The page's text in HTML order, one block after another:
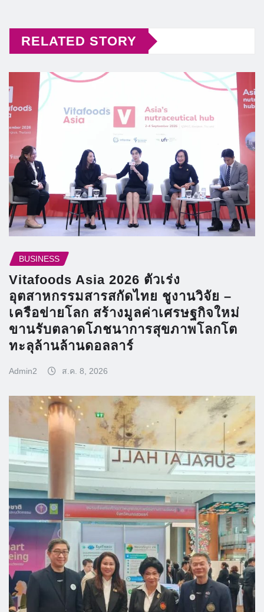
RELATED STORY
BUSINESS
Vitafoods Asia 2026 ตัวเร่ง
อุตสาหกรรมสารสกัดไทย ชูงานวิจัย –
เครือข่ายโลก สร้างมูลค่าเศรษฐกิจใหม่
ขานรับตลาดโภชนาการสุขภาพโลกโต
ทะลุล้านล้านดอลลาร์
Admin2 ส.ค. 8, 2026